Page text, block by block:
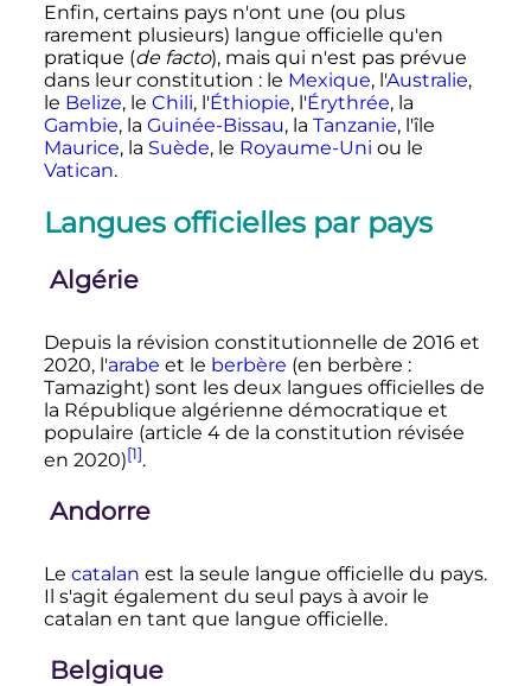
Enfin, certains pays n'ont une (ou plus
rarement plusieurs) langue officielle qu'en
pratique (de facto), mais qui n'est pas prévue
dans leur constitution : le Mexique, l'Australie,
le Belize, le Chili, l'Éthiopie, l'Érythrée, la
Gambie, la Guinée-Bissau, la Tanzanie, l'île
Maurice, la Suède, le Royaume-Uni ou le
Vatican.
Langues officielles par pays
Algérie
Depuis la révision constitutionnelle de 2016 et
2020, l'arabe et le berbère (en berbère :
Tamazight) sont les deux langues officielles de
la République algérienne démocratique et
populaire (article 4 de la constitution révisée
en 2020)[1].
Andorre
Le catalan est la seule langue officielle du pays.
Il s'agit également du seul pays à avoir le
catalan en tant que langue officielle.
Belgique